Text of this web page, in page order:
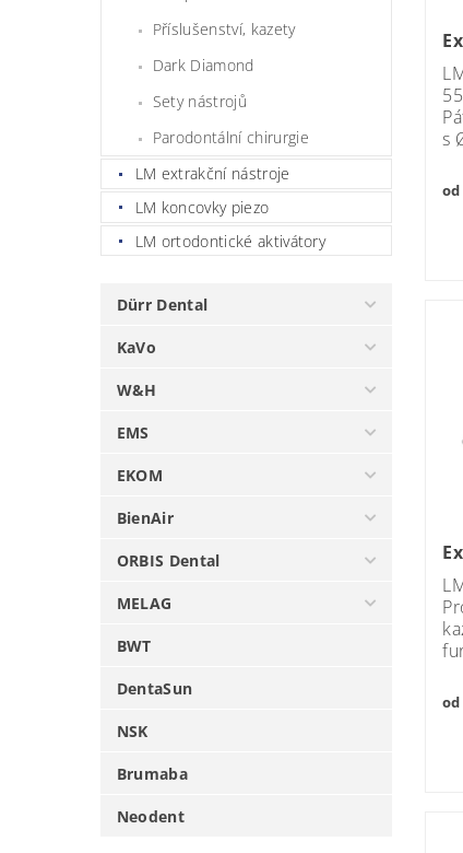
Příslušenství, kazety
Dark Diamond
Sety nástrojů
Parodontální chirurgie
LM extrakční nástroje
LM koncovky piezo
LM ortodontické aktivátory
Dürr Dental
KaVo
W&H
EMS
EKOM
BienAir
ORBIS Dental
MELAG
BWT
DentaSun
NSK
Brumaba
Neodent
s
od
od